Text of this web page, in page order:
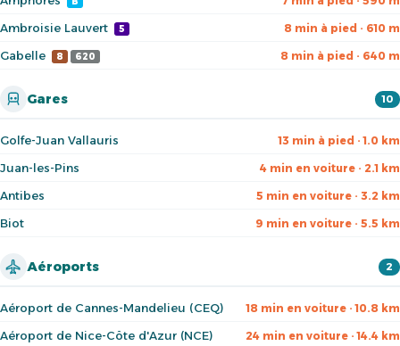
Ambroisie Lauvert 5 8 min à pied · 610 m
Gabelle 8 620 8 min à pied · 640 m
Gares 10
Golfe-Juan Vallauris 13 min à pied · 1.0 km
Juan-les-Pins 4 min en voiture · 2.1 km
Antibes 5 min en voiture · 3.2 km
Biot 9 min en voiture · 5.5 km
Aéroports 2
Aéroport de Cannes-Mandelieu (CEQ) 18 min en voiture · 10.8 km
Aéroport de Nice-Côte d'Azur (NCE) 24 min en voiture · 14.4 km